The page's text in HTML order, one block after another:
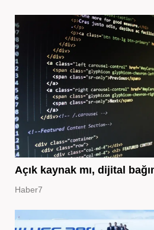
Açık kaynak mı, dijital
Haber7